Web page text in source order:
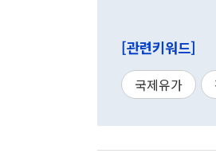
[관련키워드]
국제유가